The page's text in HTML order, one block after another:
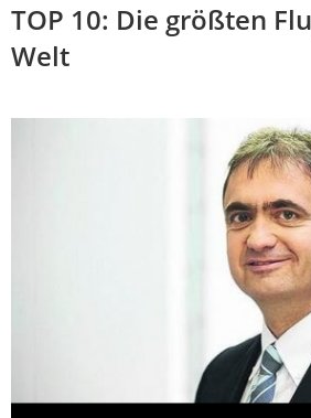
TOP 10: Die größten
Welt